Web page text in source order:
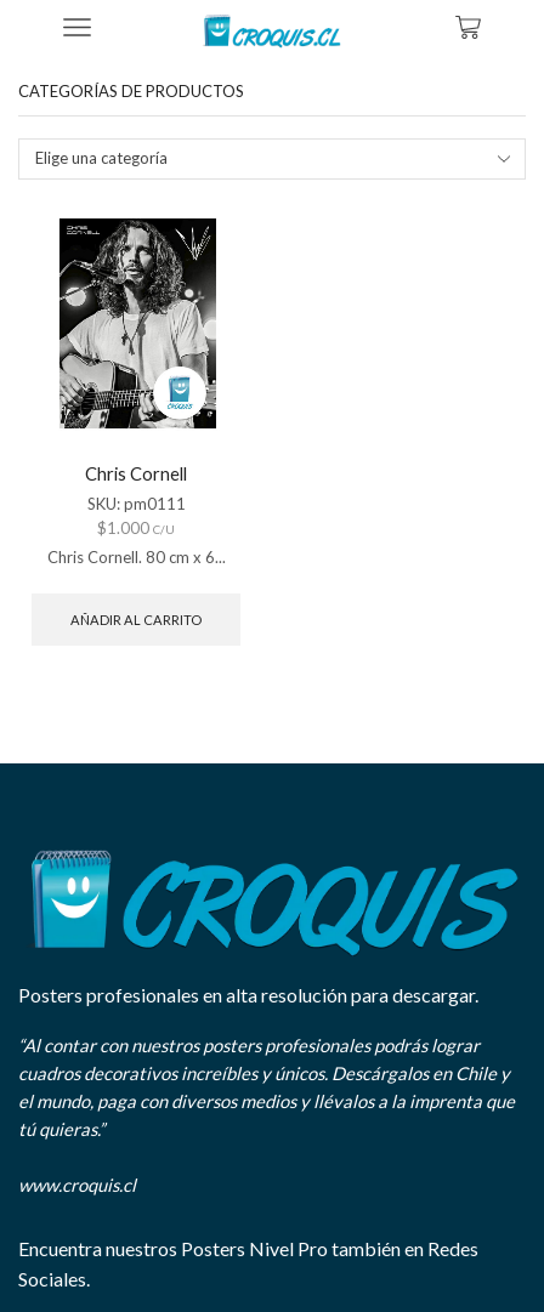
Tienda Productos Etiquetados “afiche Chris Cornell”
CATEGORÍAS DE PRODUCTOS
Elige una categoría
Chris Cornell
SKU:pm0111
$1.000 C/U
Chris Cornell. 80 cm x 6...
AÑADIR AL CARRITO
Posters profesionales en alta resolución para descargar.
“Al contar con nuestros posters profesionales podrás lograr
cuadros decorativos increíbles y únicos. Descárgalos en Chile y
el mundo, paga con diversos medios y llévalos a la imprenta que
tú quieras.”
www.croquis.cl
Encuentra nuestros Posters Nivel Pro también en Redes
Sociales.